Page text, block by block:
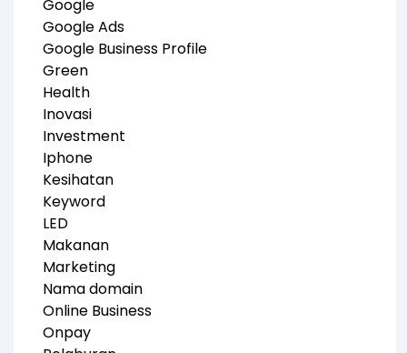
Google
Google Ads
Google Business Profile
Green
Health
Inovasi
Investment
Iphone
Kesihatan
Keyword
LED
Makanan
Marketing
Nama domain
Online Business
Onpay